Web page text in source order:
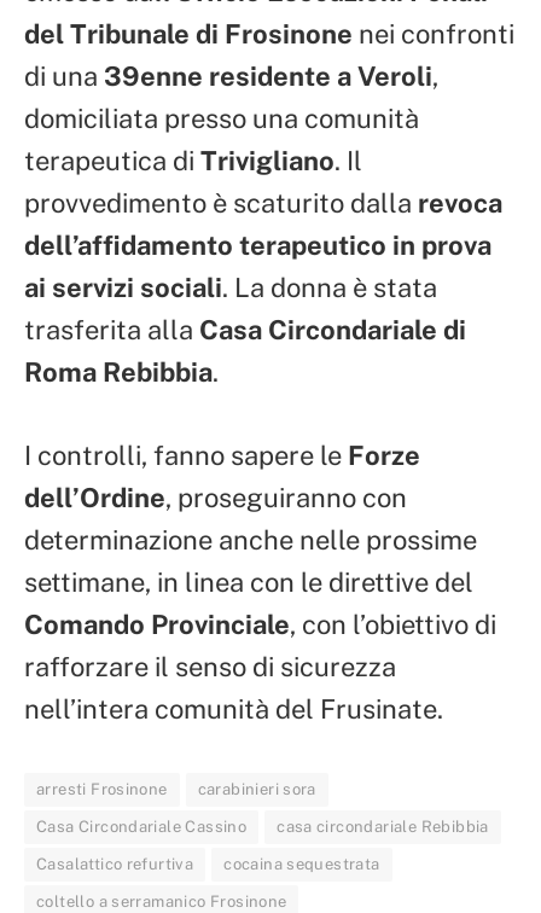
del Tribunale di Frosinone nei confronti
di una 39enne residente a Veroli,
domiciliata presso una comunità
terapeutica di Trivigliano. Il
provvedimento è scaturito dalla revoca
dell’affidamento terapeutico in prova
ai servizi sociali. La donna è stata
trasferita alla Casa Circondariale di
Roma Rebibbia.
I controlli, fanno sapere le Forze
dell’Ordine, proseguiranno con
determinazione anche nelle prossime
settimane, in linea con le direttive del
Comando Provinciale, con l’obiettivo di
rafforzare il senso di sicurezza
nell’intera comunità del Frusinate.
arresti Frosinone carabinieri sora
Casa Circondariale Cassino casa circondariale Rebibbia
Casalattico refurtiva cocaina sequestrata
coltello a serramanico Frosinone